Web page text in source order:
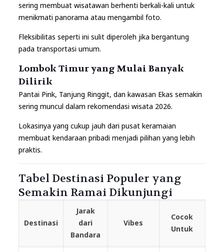
sering membuat wisatawan berhenti berkali-kali untuk
menikmati panorama atau mengambil foto.
Fleksibilitas seperti ini sulit diperoleh jika bergantung
pada transportasi umum.
Lombok Timur yang Mulai Banyak
Dilirik
Pantai Pink, Tanjung Ringgit, dan kawasan Ekas semakin
sering muncul dalam rekomendasi wisata 2026.
Lokasinya yang cukup jauh dari pusat keramaian
membuat kendaraan pribadi menjadi pilihan yang lebih
praktis.
Tabel Destinasi Populer yang
Semakin Ramai Dikunjungi
Destinasi
Jarak
dari
Bandara
Vibes
Cocok
Untuk